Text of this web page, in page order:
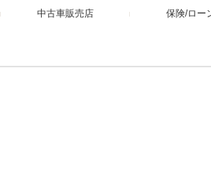
中古車販売店 保険/ロー